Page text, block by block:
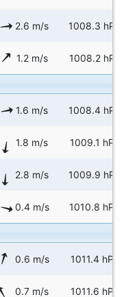
2.6 m/s 1008.3 hPa
1.2 m/s 1008.2 hPa
1.6 m/s 1008.4 hPa
1.8 m/s 1009.1 hPa
2.8 m/s 1009.9 hPa
0.4 m/s 1010.8 hPa
0.6 m/s 1011.4 hPa
0.7 m/s 1011.6 hPa